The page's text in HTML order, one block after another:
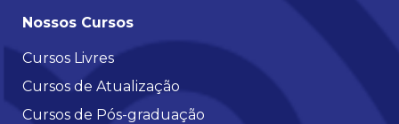
Nossos Cursos
Cursos Livres
Cursos de Atualização
Cursos de Pós-graduação